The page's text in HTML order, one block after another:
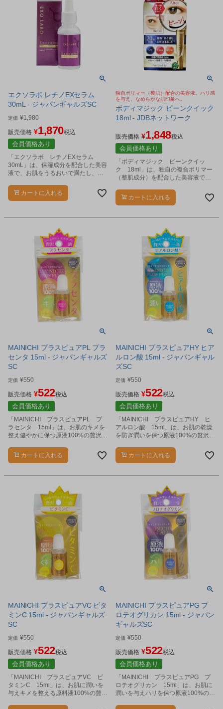
エクソラボ レチノEXセラム
30mL - ジャパンギャルズSC
定価 ¥1,980
販売価格 ¥1,870税込
会員価格あり
「エクソラボ レチノEXセラム
30mL」は、保湿成分を配合した美容
液で、お肌をうるおいで満たし、キ
きます。
カートに入れる
独自ポリマー（整肌）配合の美容液。ハリ感
を与え、なめらかな肌印象へ。
ボディマジック ピーンクイック
18ml - JDBネットワーク
販売価格 ¥1,848税込
会員価格あり
「ボディマジック ピーンクイッ
ク 18ml」は、独自の複合ポリマー
（整肌成分）を配合した美容液で
カートに入れる
MAINICHI プラスピュアPL プラ
センタ 15ml - ジャパンギャルズ
SC
定価 ¥550
販売価格 ¥522税込
会員価格あり
「MAINICHI プラスピュアPL プ
ラセンタ 15ml」は、お肌のキメを
整え健やかに保つ原液100%の贅沢美
カートに入れる
MAINICHI プラスピュアHY ヒア
ルロン酸 15ml - ジャパンギャル
ズSC
定価 ¥550
販売価格 ¥522税込
会員価格あり
「MAINICHI プラスピュアHY ヒ
アルロン酸 15ml」は、お肌の乾燥
を防ぎ潤いを保つ原液100%の贅沢美
カートに入れる
MAINICHI プラスピュアVC ビタ
ミンC 15ml - ジャパンギャルズ
SC
定価 ¥550
販売価格 ¥522税込
会員価格あり
「MAINICHI プラスピュアVC ビ
タミンC 15ml」は、お肌に潤いを
与えキメを整える原料液100%の贅沢
MAINICHI プラスピュアPG プ
ロテオグリカン 15ml - ジャパン
ギャルズSC
定価 ¥550
販売価格 ¥522税込
会員価格あり
「MAINICHI プラスピュアPG プ
ロテオグリカン 15ml」は、お肌に
潤いを与えハリを保つ原液100%の贅